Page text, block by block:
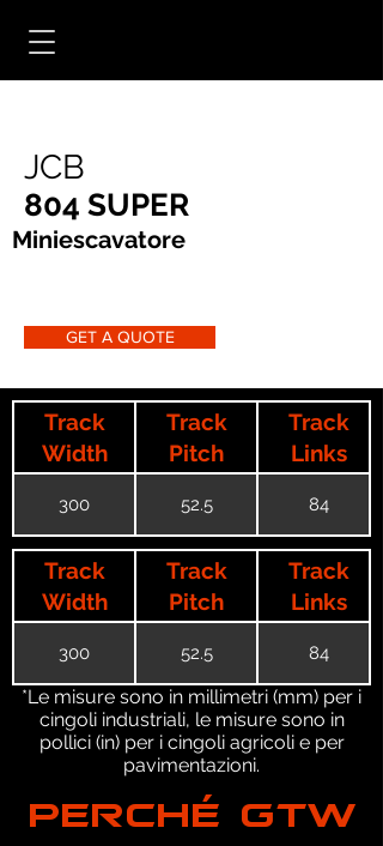
JCB
804 SUPER
Miniescavatore
GET A QUOTE
Track
Width
Track
Pitch
Track
Links
300 52.5 84
Track
Width
Track
Pitch
Track
Links
300 52.5 84
*Le misure sono in millimetri (mm) per i
cingoli industriali, le misure sono in
pollici (in) per i cingoli agricoli e per
pavimentazioni.
PERCHÉ GTW